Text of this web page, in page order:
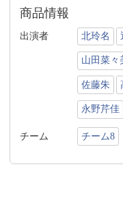
商品情報
出演者 北玲名
山田菜々
佐藤朱
永野芹佳
チーム チーム8